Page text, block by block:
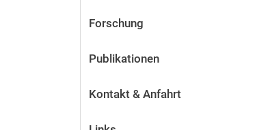
Forschung
Publikationen
Kontakt & Anfahrt